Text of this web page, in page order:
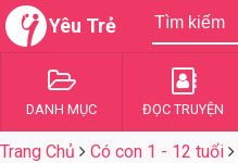
Yêu Trẻ
DANH MỤC ĐỌC TRUYỆN
Trang Chủ Có con 1 - 12 tuổi